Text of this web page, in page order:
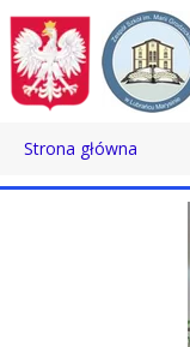
Strona główna